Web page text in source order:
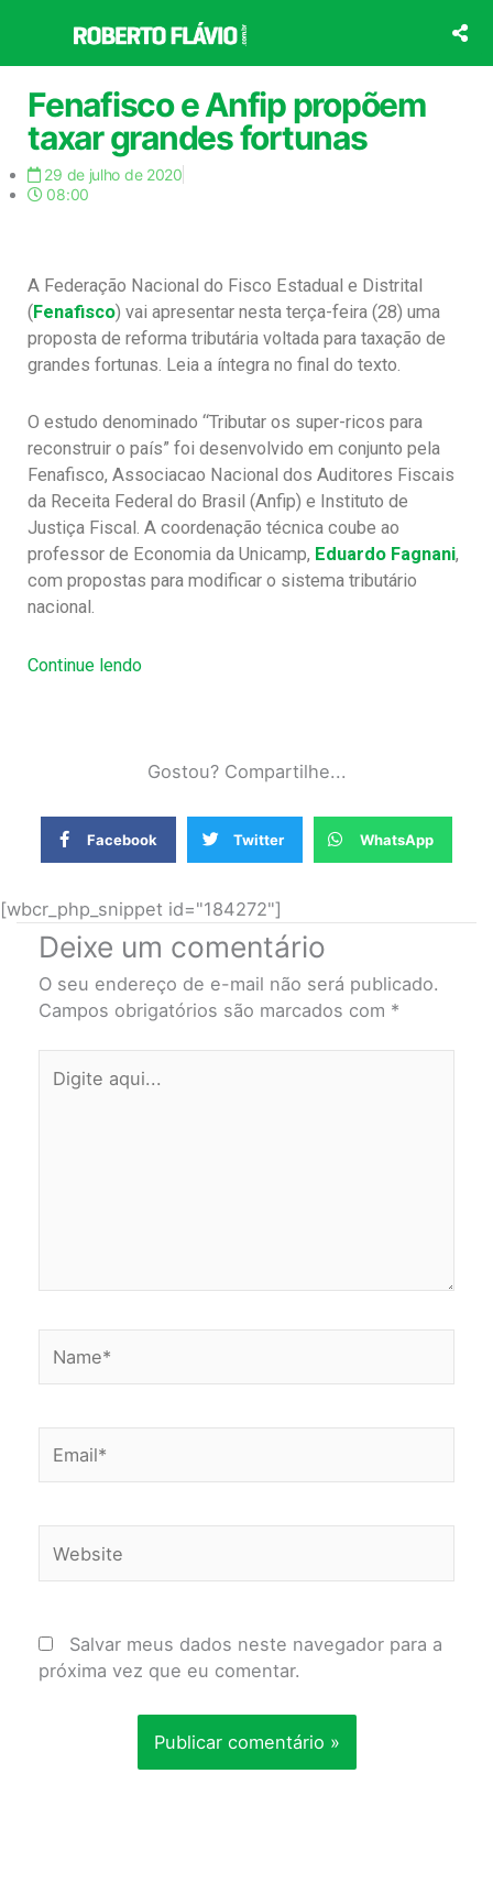
o
conteúdo
Fenafisco e Anfip propõem
taxar grandes fortunas
29 de julho de 2020
08:00
A Federação Nacional do Fisco Estadual e Distrital
(Fenafisco) vai apresentar nesta terça-feira (28) uma
proposta de reforma tributária voltada para taxação de
grandes fortunas. Leia a íntegra no final do texto.
O estudo denominado “Tributar os super-ricos para
reconstruir o país” foi desenvolvido em conjunto pela
Fenafisco, Associacao Nacional dos Auditores Fiscais
da Receita Federal do Brasil (Anfip) e Instituto de
Justiça Fiscal. A coordenação técnica coube ao
professor de Economia da Unicamp, Eduardo Fagnani,
com propostas para modificar o sistema tributário
nacional.
Continue lendo
Gostou? Compartilhe...
Facebook Twitter WhatsApp
[wbcr_php_snippet id="184272"]
Deixe um comentário
O seu endereço de e-mail não será publicado.
Campos obrigatórios são marcados com *
aqui...
Salvar meus dados neste navegador para a
próxima vez que eu comentar.